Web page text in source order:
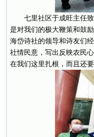
七里社区于成旺主任
是对我们的极大鞭策和鼓
海岱诗社的领导和诗友们
社情民意，写出反映农民
在我们这里扎根，而且还